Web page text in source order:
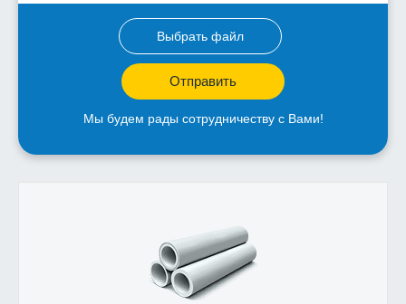
Выбрать файл
Отправить
Мы будем рады сотрудничеству с Вами!